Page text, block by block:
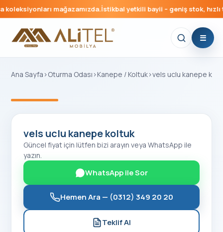
mağazamızda.İstikbal yetkili bayii – geniş stok, hızlı
Ana Sayfa ›Oturma Odası ›Kanepe / Koltuk›vels uclu kanepe
vels uclu kanepe koltuk
Güncel fiyat için lütfen bizi arayın veya WhatsApp ile
yazın.
WhatsApp ile Sor
Hemen Ara — (0312) 349 20 20
Teklif Al